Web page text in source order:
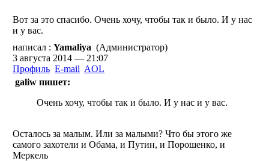
Вот за это спасибо. Очень хочу, чтобы так и было. И у нас
и у вас.
написал : Yamaliya (Администратор)
3 августа 2014 — 21:07
Профиль E-mail AOL
galiw пишет:
Очень хочу, чтобы так и было. И у нас и у вас.
Осталось за малым. Или за малыми? Что бы этого же
самого захотели и Обама, и Путин, и Порошенко, и
Меркель